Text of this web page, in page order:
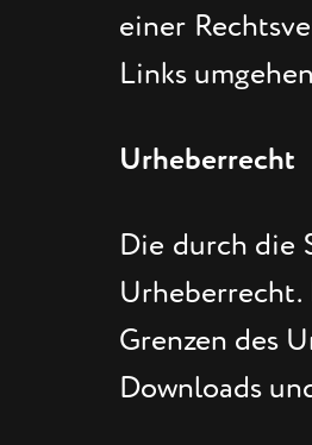
einer
Links
Urheberrecht
Die durch die
Grenzen des
Downloads